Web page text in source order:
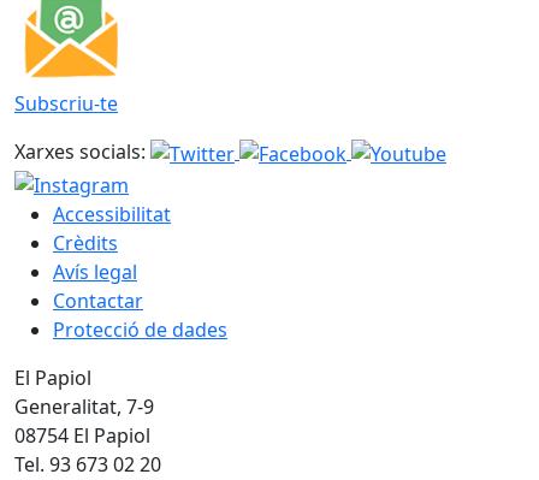
Subscriu-te
Xarxes socials:
Accessibilitat
Crèdits
Avís legal
Contactar
Protecció de dades
El Papiol
Generalitat, 7-9
08754 El Papiol
Tel. 93 673 02 20